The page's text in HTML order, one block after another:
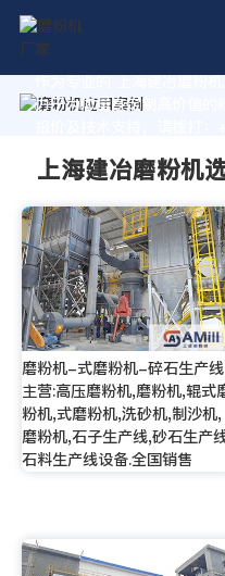
作为专业的 上海建冶磨粉
力于为您量身定制高价值的
上海建冶磨粉机
磨粉机-式磨粉机-碎石生产
主营:高压磨粉机,磨粉机,辊式
粉机,式磨粉机,洗砂机,制沙机,
磨粉机,石子生产线,砂石生产
石料生产线设备.全国销售